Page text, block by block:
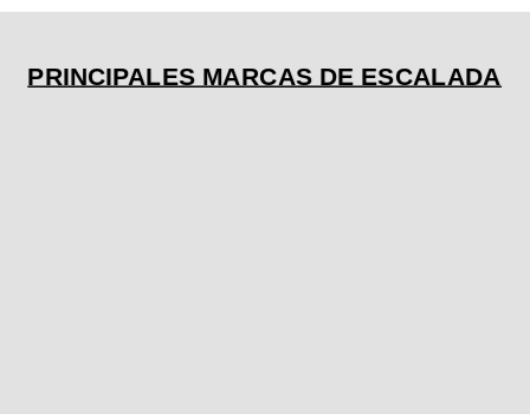
PRINCIPALES MARCAS DE ESCALADA